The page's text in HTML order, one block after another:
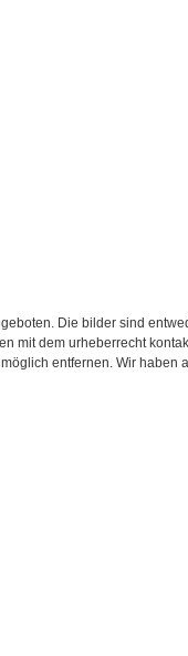
Die bilder sind
dem urheberrecht
entfernen. Wir